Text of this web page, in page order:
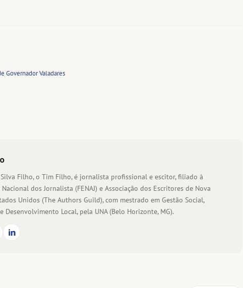
Governador Valadares
Filho, o Tim Filho, é jornalista profissional e escitor, filiado à
Nacional dos Jornalista (FENAJ) e Associação dos Escritores de Nova
Unidos (The Authors Guild), com mestrado em Gestão Social,
Desenvolvimento Local, pela UNA (Belo Horizonte, MG).